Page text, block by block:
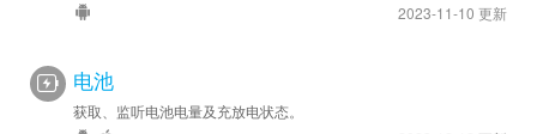
2023-11-10 更新
电池
获取、监听电池电量及充放电状态。